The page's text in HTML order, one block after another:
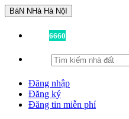
BáN NHà Hà NộI
6660
Đăng nhập
Đăng ký
Đăng tin miễn phí